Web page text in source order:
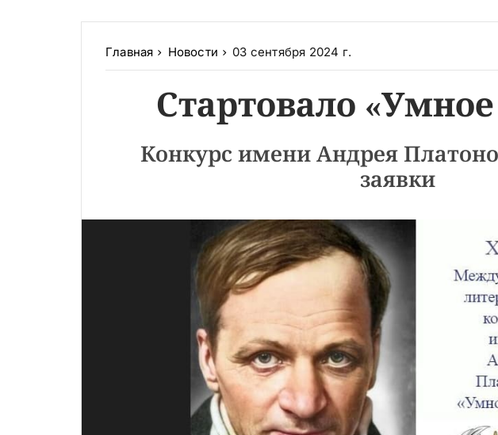
Главная Новости 03 сентября 2024 г.
Стартовало
Конкурс имени Андрея
заявки